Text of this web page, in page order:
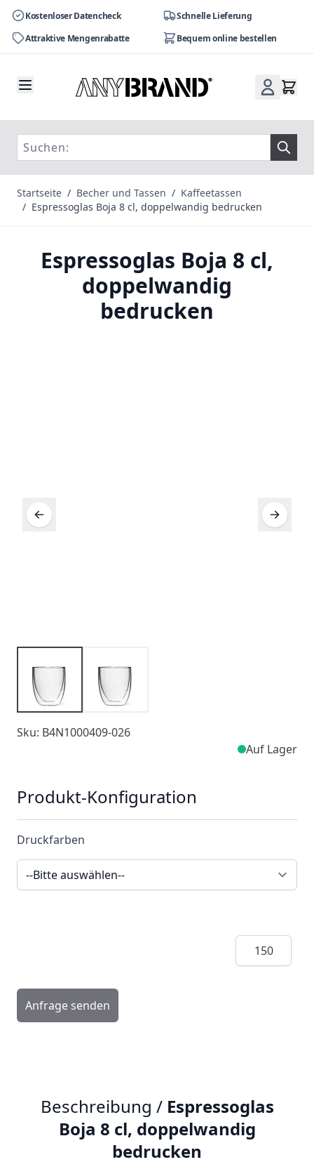
Kostenloser Datencheck
Schnelle Lieferung
Attraktive Mengenrabatte
Bequem online bestellen
Startseite / Becher und Tassen / Kaffeetassen
/ Espressoglas Boja 8 cl, doppelwandig bedrucken
Espressoglas Boja 8 cl,
doppelwandig
bedrucken
Sku: B4N1000409-026
Auf Lager
Produkt-Konfiguration
Druckfarben
Menge
Anfrage senden
Beschreibung / Espressoglas
Boja 8 cl, doppelwandig
bedrucken